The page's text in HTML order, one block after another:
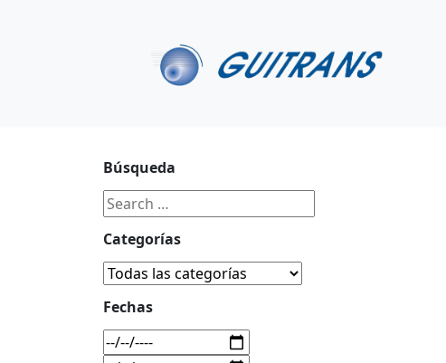
Búsqueda
Categorías
Fechas